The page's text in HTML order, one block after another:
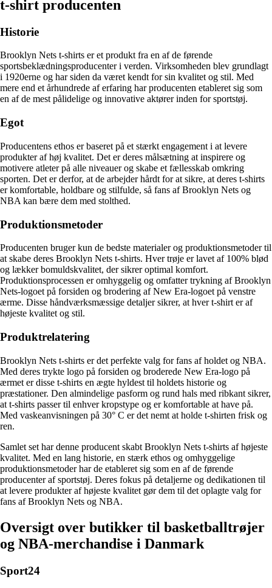
t-shirt producenten
Historie
Brooklyn Nets t-shirts er et produkt fra en af ​​de førende
sportsbeklædningsproducenter i verden. Virksomheden blev grundlagt
i 1920erne og har siden da været kendt for sin kvalitet og stil. Med
mere end et århundrede af erfaring har producenten etableret sig som
en af ​​de mest pålidelige og innovative aktører inden for sportstøj.
Egot
Producentens ethos er baseret på et stærkt engagement i at levere
produkter af høj kvalitet. Det er deres målsætning at inspirere og
motivere atleter på alle niveauer og skabe et fællesskab omkring
sporten. Det er derfor, at de arbejder hårdt for at sikre, at deres t-shirts
er komfortable, holdbare og stilfulde, så fans af Brooklyn Nets og
NBA kan bære dem med stolthed.
Produktionsmetoder
Producenten bruger kun de bedste materialer og produktionsmetoder til
at skabe deres Brooklyn Nets t-shirts. Hver trøje er lavet af 100% blød
og lækker bomuldskvalitet, der sikrer optimal komfort.
Produktionsprocessen er omhyggelig og omfatter trykning af Brooklyn
Nets-logoet på forsiden og brodering af New Era-logoet på venstre
ærme. Disse håndværksmæssige detaljer sikrer, at hver t-shirt er af
højeste kvalitet og stil.
Produktrelatering
Brooklyn Nets t-shirts er det perfekte valg for fans af holdet og NBA.
Med deres trykte logo på forsiden og broderede New Era-logo på
ærmet er disse t-shirts en ægte hyldest til holdets historie og
præstationer. Den almindelige pasform og rund hals med ribkant sikrer,
at t-shirts passer til enhver kropstype og er komfortable at have på.
Med vaskeanvisningen på 30° C er det nemt at holde t-shirten frisk og
ren.
Samlet set har denne producent skabt Brooklyn Nets t-shirts af højeste
kvalitet. Med en lang historie, en stærk ethos og omhyggelige
produktionsmetoder har de etableret sig som en af ​​de førende
producenter af sportstøj. Deres fokus på detaljerne og dedikationen til
at levere produkter af højeste kvalitet gør dem til det oplagte valg for
fans af Brooklyn Nets og NBA.
Oversigt over butikker til basketballtrøjer
og NBA-merchandise i Danmark
Sport24